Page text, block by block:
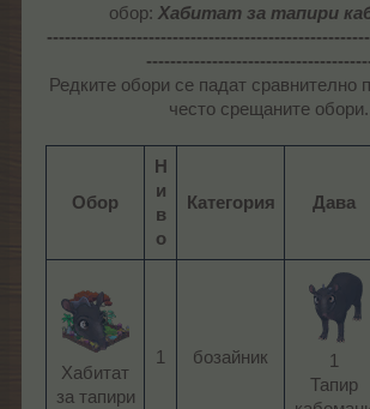
обор: Хабитат за тапири
Редките обори се падат сравнително
често срещаните обори.
Обор
Н
и
в
о
Категория Дава
Хабитат
за тапири
1​ бозайник​
1​
Тапир